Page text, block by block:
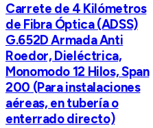
Carrete de 4 Kilómetros
de Fibra Óptica (ADSS)
G.652D Armada Anti
Roedor, Dieléctrica,
Monomodo 12 Hilos, Span
200 (Para instalaciones
aéreas, en tubería o
enterrado directo)